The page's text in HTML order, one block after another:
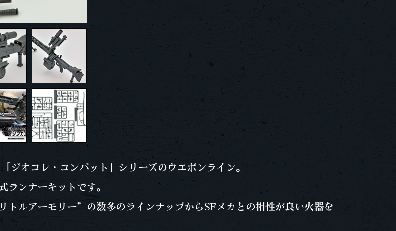
ジオコレ・コンバット」シリーズのウエポンライン。
ランナーキットです。
トルアーモリー”の数多のラインナップからSFメカとの相性が良い火器を